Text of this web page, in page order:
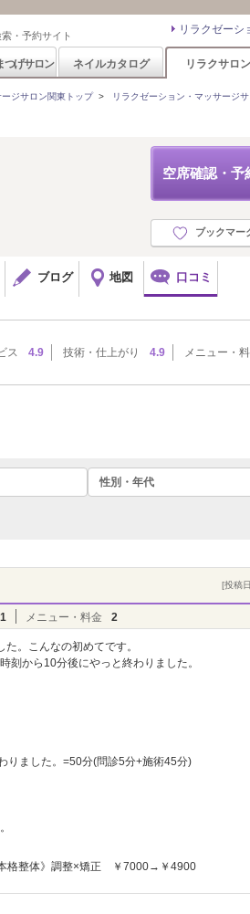
・予約サイト リラクゼーシ
つげサロン ネイルカタログ リラクサロン
ジサロン関東トップ> リラクゼーション・マッサージ
空席確認・予
ブックマー
ブログ 地図 口コミ
ス 4.9 技術・仕上がり 4.9 メニュー・
性別・年代
[投稿
1 メニュー・料金 2
。こんなの初めてです。
刻から10分後にやっと終わりました。
りました。=50分(問診5分+施術45分)
格整体》調整×矯正 ￥7000→￥4900